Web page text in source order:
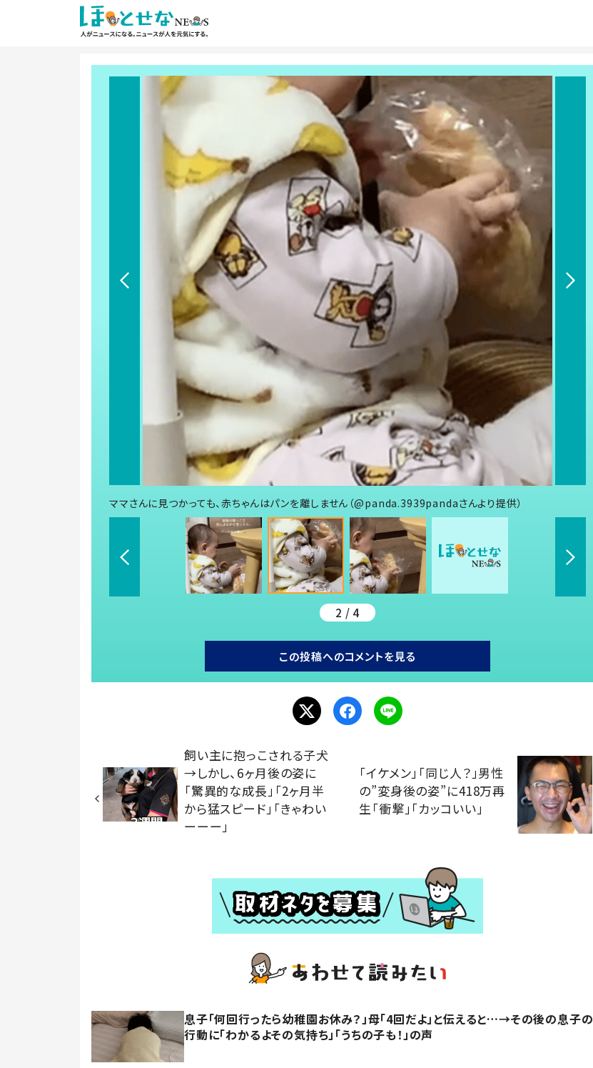
ママさんに見つかっても、赤ちゃんはパンを離しません（@panda.3939pandaさんより提供）
2 / 4
この投稿へのコメントを見る
飼い主に抱っこされる子犬
→しかし、6ヶ月後の姿に
「驚異的な成長」「2ヶ月半
から猛スピード」「きゃわい
ーーー」
「イケメン」「同じ人？」男性
の”変身後の姿”に418万再
生「衝撃」「カッコいい」
息子「何回行ったら幼稚園お休み？」母「4回だよ」と伝えると…→その後の息子の
行動に「わかるよその気持ち」「うちの子も！」の声